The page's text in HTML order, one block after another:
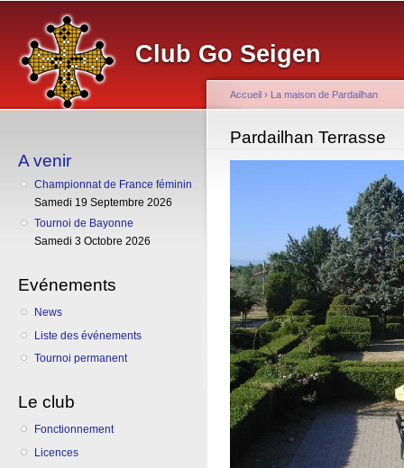
Club Go Seigen
A venir
Championnat de France féminin
Samedi 19 Septembre 2026
Tournoi de Bayonne
Samedi 3 Octobre 2026
Evénements
News
Liste des événements
Tournoi permanent
Le club
Fonctionnement
Licences
Vous êtes ici
Accueil › La maison de Pardailhan
Pardailhan Terrasse